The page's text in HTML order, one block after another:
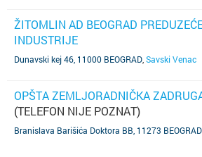
ŽITOMLIN AD BEOGRAD
INDUSTRIJE
Dunavski kej 46, 11000 BEOGRAD Savski Venac
OPŠTA ZEMLJORADNIČKA
(TELEFON NIJE POZNAT)
Branislava Barišića Doktora BB, 11273 BEOGRAD